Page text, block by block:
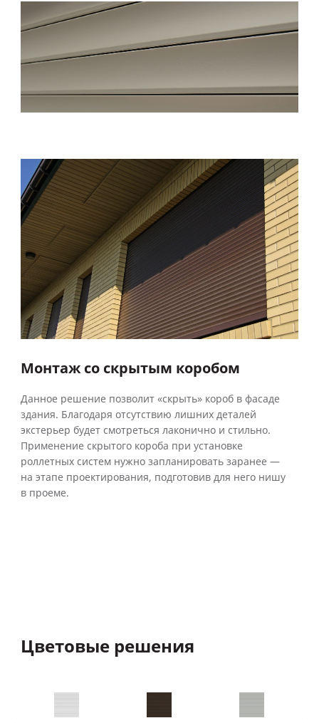
Монтаж со скрытым коробом
Данное решение позволит «скрыть» короб в фасаде
здания. Благодаря отсутствию лишних деталей
экстерьер будет смотреться лаконично и стильно.
Применение скрытого короба при установке
роллетных систем нужно запланировать заранее —
на этапе проектирования, подготовив для него нишу
в проеме.
Цветовые решения